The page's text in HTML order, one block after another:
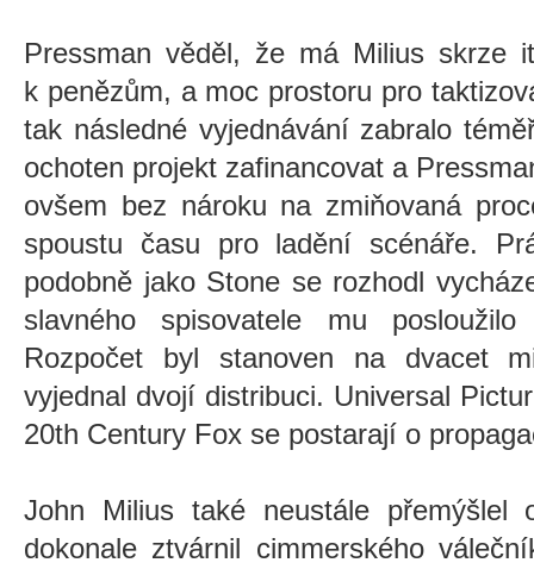
Pressman věděl, že má Milius skrze
k penězům, a moc prostoru pro
tak následné vyjednávání zabralo
ochoten projekt zafinancovat a
ovšem bez nároku na zmiňovaná
spoustu času pro ladění scénáře.
podobně jako Stone se rozhodl
slavného spisovatele mu
Rozpočet byl stanoven na dvacet
vyjednal dvojí distribuci. Universal
20th Century Fox se postarají o
John Milius také neustále
dokonale ztvárnil cimmerského